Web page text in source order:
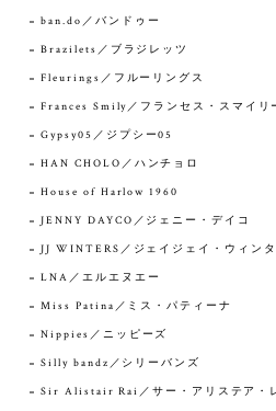
ban.do／バンドゥー
Brazilets／ブラジレッツ
Fleurings／フルーリングス
Frances Smily／フランセス・スマイリ
Gypsy05／ジプシー05
HAN CHOLO／ハンチョロ
House of Harlow 1960
JENNY DAYCO／ジェニー・デイコ
JJ WINTERS／ジェイジェイ・ウィン
LNA／エルエヌエー
Miss Patina／ミス・パティーナ
Nippies／ニッピーズ
Silly bandz／シリーバンズ
Sir Alistair Rai／サー・アリステア・